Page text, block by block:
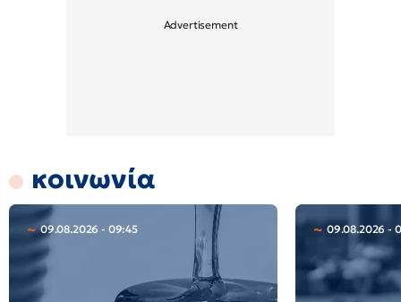
κοινωνία
09.08.2026 - 09:45 09.08.2026 -